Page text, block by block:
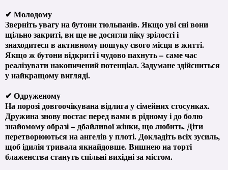
✔ Молодому
Зверніть увагу на бутони тюльпанів. Якщо уві сні вони
щільно закриті, ви ще не досягли піку зрілості і
знаходитеся в активному пошуку свого місця в житті.
Якщо ж бутони відкриті і чудово пахнуть – саме час
реалізувати накопичений потенціал. Задумане здійсниться
у найкращому вигляді.
✔ Одруженому
На порозі довгоочікувана відлига у сімейних стосунках.
Дружина знову постає перед вами в рідному і до болю
знайомому образі – дбайливої ​​жінки, що любить. Діти
перетворюються на ангелів у плоті. Докладіть всіх зусиль,
щоб ідилія тривала якнайдовше. Вишнею на торті
блаженства стануть спільні вихідні за містом.